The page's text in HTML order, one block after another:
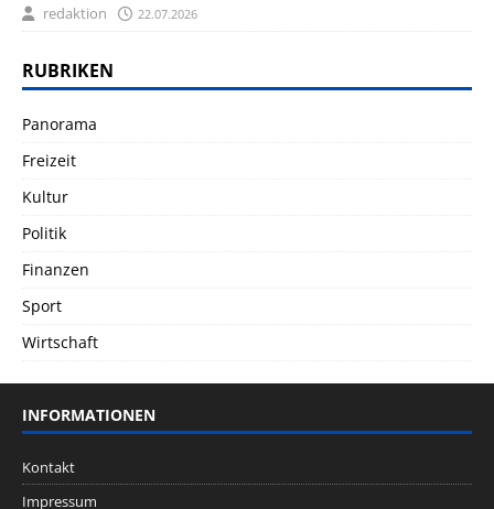
redaktion 22.07.2026
RUBRIKEN
Panorama
Freizeit
Kultur
Politik
Finanzen
Sport
Wirtschaft
INFORMATIONEN
Kontakt
Impressum